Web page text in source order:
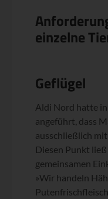
einzelne
Geflügel
Aldi Nord hatte
angeführt, dass
ausschließlich
Diesen Punkt
gemeinsamen
»Wir handeln